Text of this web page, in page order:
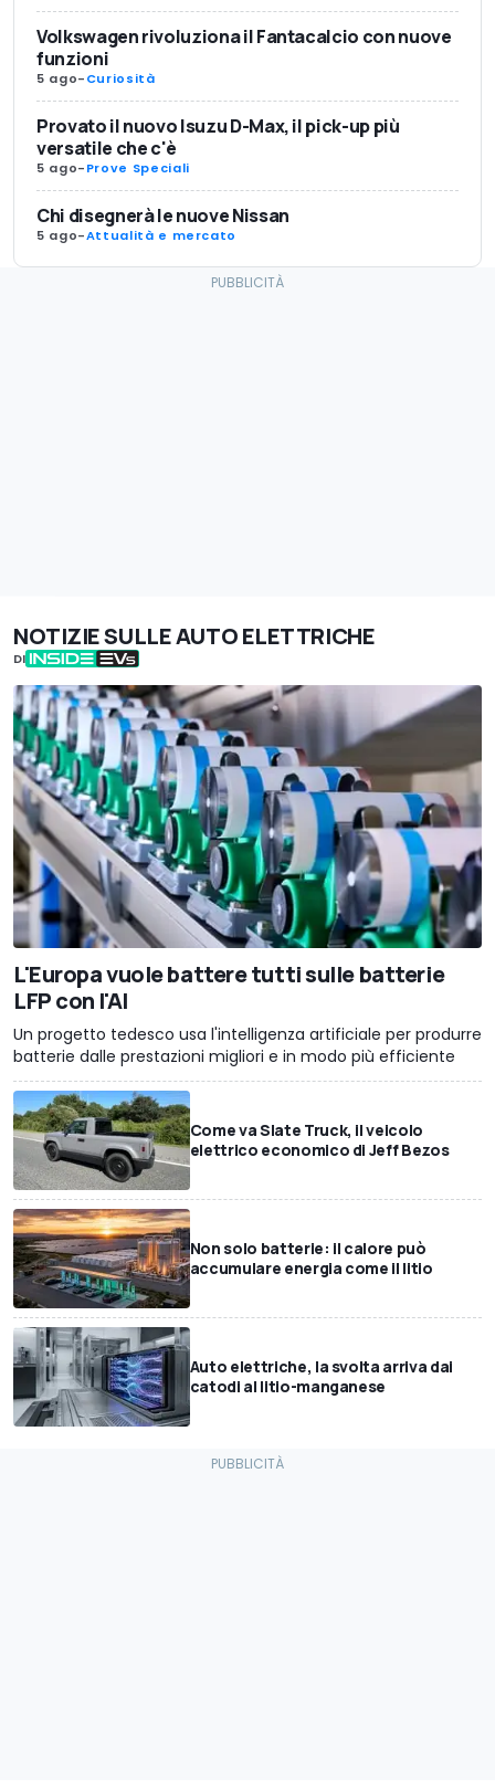
Volkswagen rivoluziona il Fantacalcio con nuove
funzioni
5 ago-Curiosità
Provato il nuovo Isuzu D-Max, il pick-up più
versatile che c'è
5 ago-Prove Speciali
Chi disegnerà le nuove Nissan
5 ago-Attualità e mercato
NOTIZIE SULLE AUTO ELETTRICHE
DI
L'Europa vuole battere tutti sulle batterie
LFP con l'AI
Un progetto tedesco usa l'intelligenza artificiale per produrre
batterie dalle prestazioni migliori e in modo più efficiente
Come va Slate Truck, il veicolo
elettrico economico di Jeff Bezos
Non solo batterie: il calore può
accumulare energia come il litio
Auto elettriche, la svolta arriva dai
catodi al litio-manganese